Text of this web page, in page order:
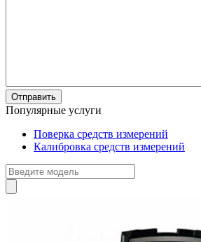
Популярные услуги
Поверка средств измерений
Калибровка средств измерений